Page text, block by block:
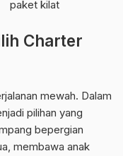
paket kilat
Charter
mewah. Dalam
pilihan yang
bepergian
membawa anak